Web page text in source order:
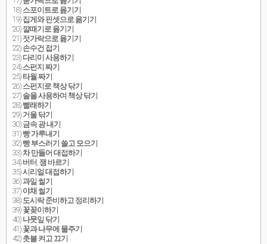
18) 스포이트로 옮기기
19) 집게와 핀셋으로 옮기기
20) 깔때기로 옮기기
21) 젓가락으로 옮기기
22) 손수건 접기
23) 다리미 사용하기
24) 스펀지 짜기
25) 타월 짜기
26) 스펀지로 책상 닦기
27) 솔을 사용하여 책상 닦기
28) 빨래하기
29) 거울 닦기
30) 금속 광 내기
31) 빵 가루내기
32) 빵 부스러기 쓸고 모으기
33) 차 만들어 대접하기
34) 버터, 잼 바르기
35) 시리얼 대접하기
36) 과일 썰기
37) 야채 썰기
38) 도시락 준비하고 정리하기
39) 꽃꽂이하기
40) 나뭇잎 닦기
41) 꽃과 나무에 물주기
42) 촛불 켜고 끄기